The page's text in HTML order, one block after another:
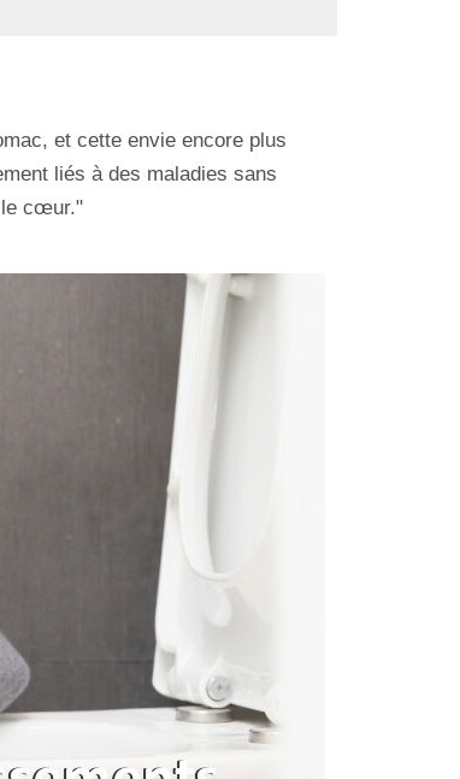
et cette envie encore plus
liés à des maladies sans
le cœur."